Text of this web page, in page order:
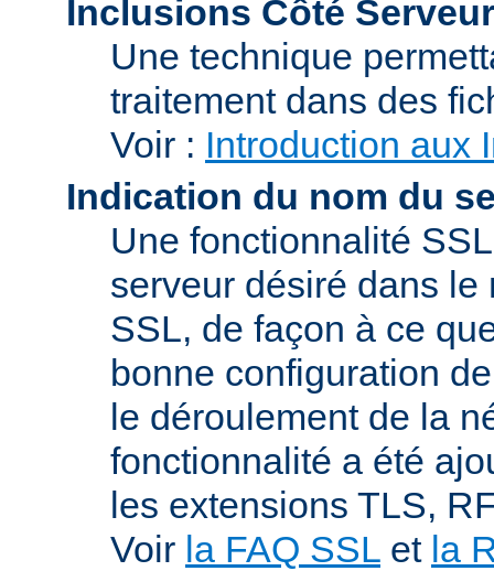
Inclusions Côté
Une technique
traitement dans des
Voir : Introduction aux
Indication du nom du
Une fonctionnalité
serveur désiré dans
SSL, de façon à ce
bonne configuration
le déroulement de la
fonctionnalité a été
les extensions TLS,
Voir la FAQ SSL et la